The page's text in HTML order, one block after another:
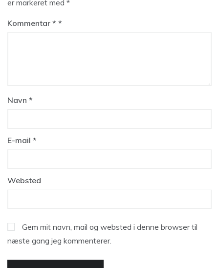
er markeret med *
Kommentar *
Navn *
E-mail *
Websted
Gem mit navn, mail og websted i denne browser til
næste gang jeg kommenterer.